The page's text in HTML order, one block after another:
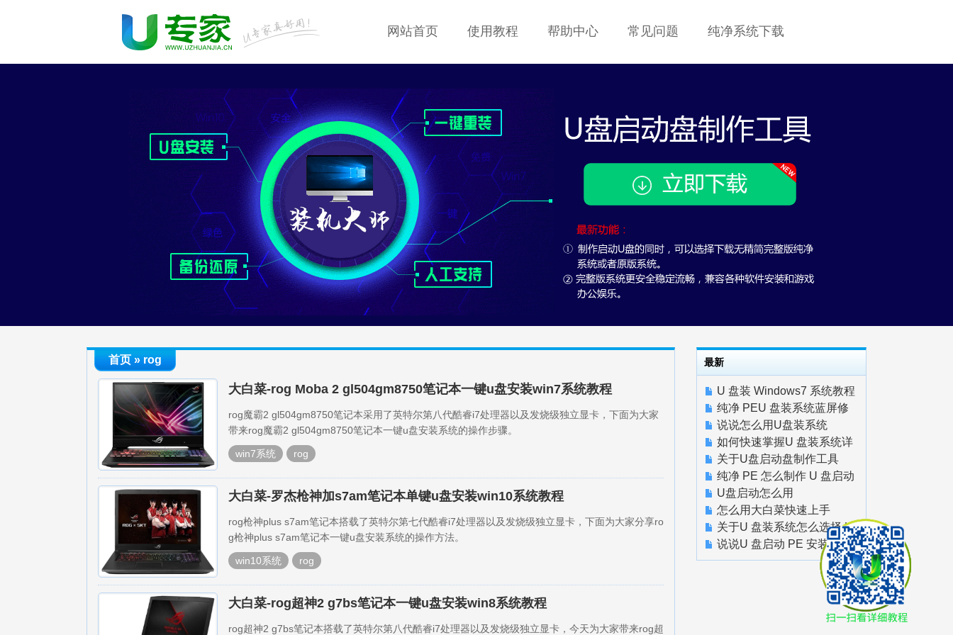
网站首页 使用教程 帮助中心 常见问题 纯净系统下载
首页» rog
大白菜-rog Moba 2 gl504gm8750笔记本一键u盘安装win7系统教程
rog魔霸2 gl504gm8750笔记本采用了英特尔第八代酷睿i7处理器以及发烧级独立显卡，下面为大家
带来rog魔霸2 gl504gm8750笔记本一键u盘安装系统的操作步骤。
win7系统 rog
大白菜-罗杰枪神加s7am笔记本单键u盘安装win10系统教程
rog枪神plus s7am笔记本搭载了英特尔第七代酷睿i7处理器以及发烧级独立显卡，下面为大家分享ro
g枪神plus s7am笔记本一键u盘安装系统的操作方法。
win10系统 rog
大白菜-rog超神2 g7bs笔记本一键u盘安装win8系统教程
rog超神2 g7bs笔记本搭载了英特尔第八代酷睿i7处理器以及发烧级独立显卡，今天为大家带来rog超
最新
U 盘装 Windows7 系统教程
快速上手
纯净 PEU 盘装系统蓝屏修
复教程快速上手
说说怎么用U盘装系统
如何快速掌握U 盘装系统详
细教程
关于U盘启动盘制作工具
纯净 PE 怎么制作 U 盘启动
盘怎么用
U盘启动怎么用
怎么用大白菜快速上手
关于U 盘装系统怎么选择 U
盘启动项
说说U 盘启动 PE 安装系统
完整步骤